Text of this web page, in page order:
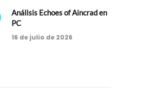
Análisis Echoes of Aincrad en
PC
16 de julio de 2026